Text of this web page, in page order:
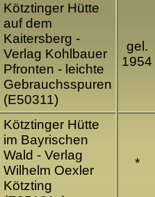
Kötztinger Hütte
auf dem
Kaitersberg -
Verlag Kohlbauer
Pfronten - leichte
Gebrauchsspuren
(E50311)
gel.
1954
Kötztinger Hütte
im Bayrischen
Wald - Verlag
Wilhelm Oexler
Kötzting
*